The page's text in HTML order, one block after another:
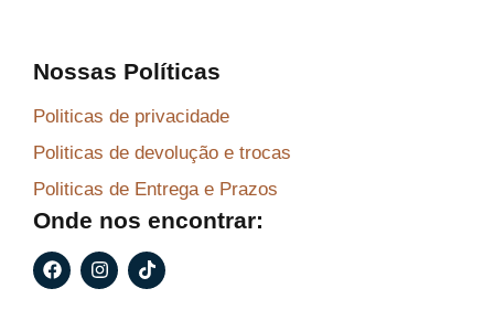
Nossas Políticas
Politicas de privacidade
Politicas de devolução e trocas
Politicas de Entrega e Prazos
Onde nos encontrar:
F
a
c
I
n
s
T
i
k